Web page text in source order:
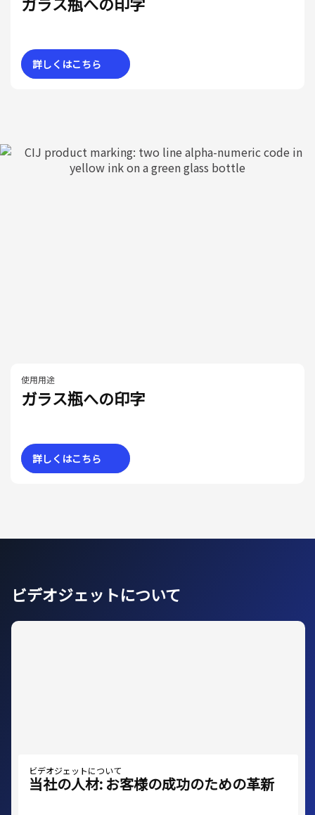
詳しくはこちら
使用用途
ガラス瓶への印字
詳しくはこちら
ビデオジェットについて
ビデオジェットについて
当社の人材: お客様の成功のための革新